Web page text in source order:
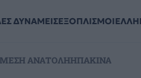
ΔΥΝΑΜΕΙΣΕΞΟΠΛΙΣΜΟΙ
ΑΝΑΤΟΛΗΗΠΑΚΙΝΑ